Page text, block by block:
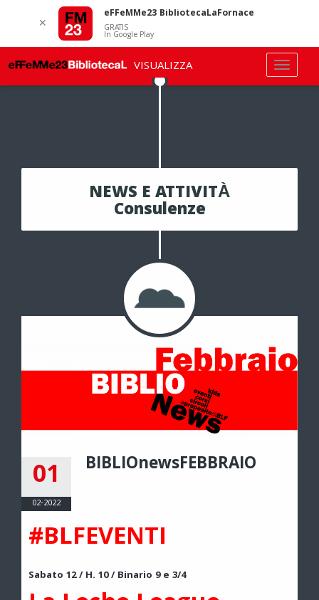
NEWS E ATTIVITÀ
Consulenze
01
02-2022
BIBLIOnewsFEBBRAIO
#BLFEVENTI
Sabato 12 / H. 10 / Binario 9 e 3/4
✕
eFFeMMe23 BibliotecaLaFornace
GRATIS
In Google Play
VISUALIZZA